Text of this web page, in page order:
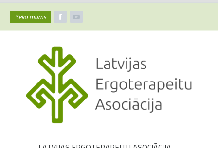
Seko mums